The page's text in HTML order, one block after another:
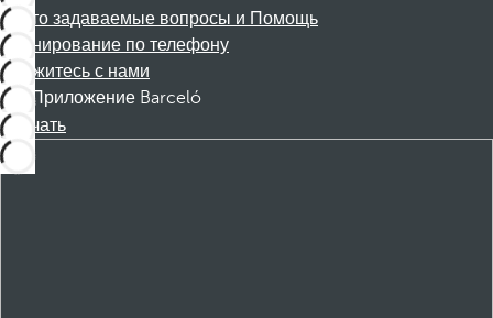
Часто задаваемые вопросы и Помощь
Бронирование по телефону
Свяжитесь с нами
Приложение Barceló
Скачать